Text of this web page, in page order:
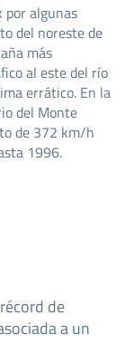
por algunas
del noreste de
más
al este del río
errático. En la
del Monte
de 372 km/h
1996.
de
a un